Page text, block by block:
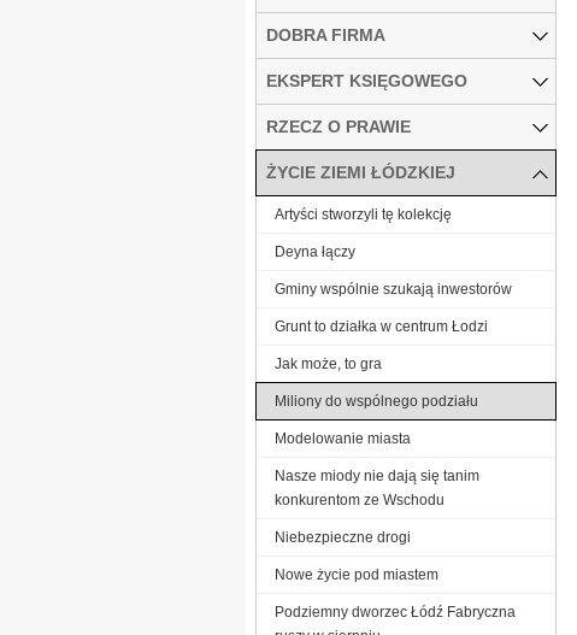
DOBRA FIRMA
EKSPERT KSIĘGOWEGO
RZECZ O PRAWIE
ŻYCIE ZIEMI ŁÓDZKIEJ
Artyści stworzyli tę kolekcję
Deyna łączy
Gminy wspólnie szukają inwestorów
Grunt to działka w centrum Łodzi
Jak może, to gra
Miliony do wspólnego podziału
Modelowanie miasta
Nasze miody nie dają się tanim
konkurentom ze Wschodu
Niebezpieczne drogi
Nowe życie pod miastem
Podziemny dworzec Łódź Fabryczna